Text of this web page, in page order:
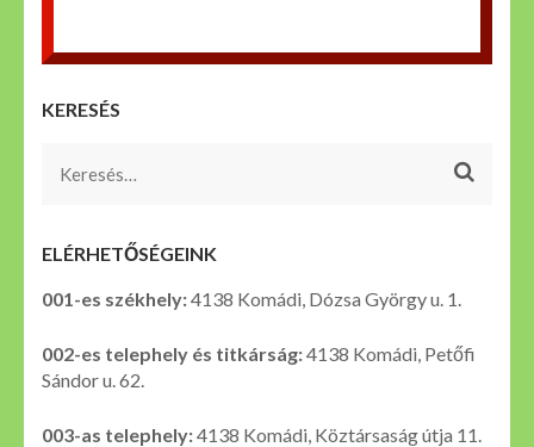
KERESÉS
Keresés:
ELÉRHETŐSÉGEINK
001-es székhely:4138 Komádi, Dózsa György u. 1.
002-es telephely és titkárság:4138 Komádi, Petőfi
Sándor u. 62.
003-as telephely:4138 Komádi, Köztársaság útja 11.